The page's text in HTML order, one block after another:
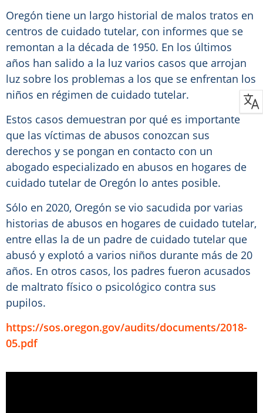
Oregón tiene un largo historial de malos tratos en
centros de cuidado tutelar, con informes que se
remontan a la década de 1950. En los últimos
años han salido a la luz varios casos que arrojan
luz sobre los problemas a los que se enfrentan los
niños en régimen de cuidado tutelar.
Estos casos demuestran por qué es importante
que las víctimas de abusos conozcan sus
derechos y se pongan en contacto con un
abogado especializado en abusos en hogares de
cuidado tutelar de Oregón lo antes posible.
Sólo en 2020, Oregón se vio sacudida por varias
historias de abusos en hogares de cuidado tutelar,
entre ellas la de un padre de cuidado tutelar que
abusó y explotó a varios niños durante más de 20
años. En otros casos, los padres fueron acusados
de maltrato físico o psicológico contra sus
pupilos.
https://sos.oregon.gov/audits/documents/2018-
05.pdf